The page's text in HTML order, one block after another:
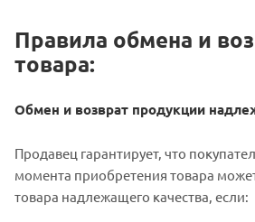
Правила обмена и
товара:
Обмен и возврат продукции
Продавец гарантирует, что
момента приобретения товара
товара надлежащего качества, если: